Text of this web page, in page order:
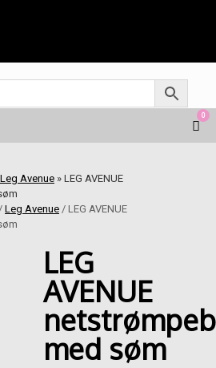
cart
0
Leg Avenue » LEG AVENUE
Leg Avenue / LEG AVENUE
LEG
AVENUE
med søm